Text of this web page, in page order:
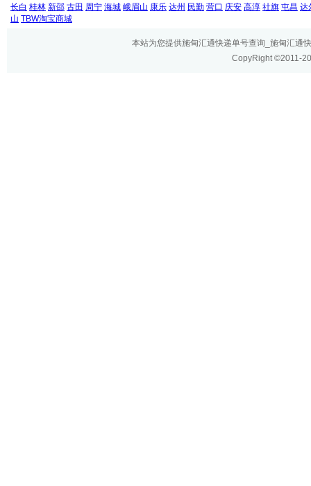
长白 桂林 新邵 古田 周宁 海城 峨眉山 康乐 达州 民勤 营口 庆安 高淳 社旗 屯昌 达
山 TBW淘宝商城
本站为您提供施甸汇通快递单号查询_施甸汇通
CopyRight ©2011-